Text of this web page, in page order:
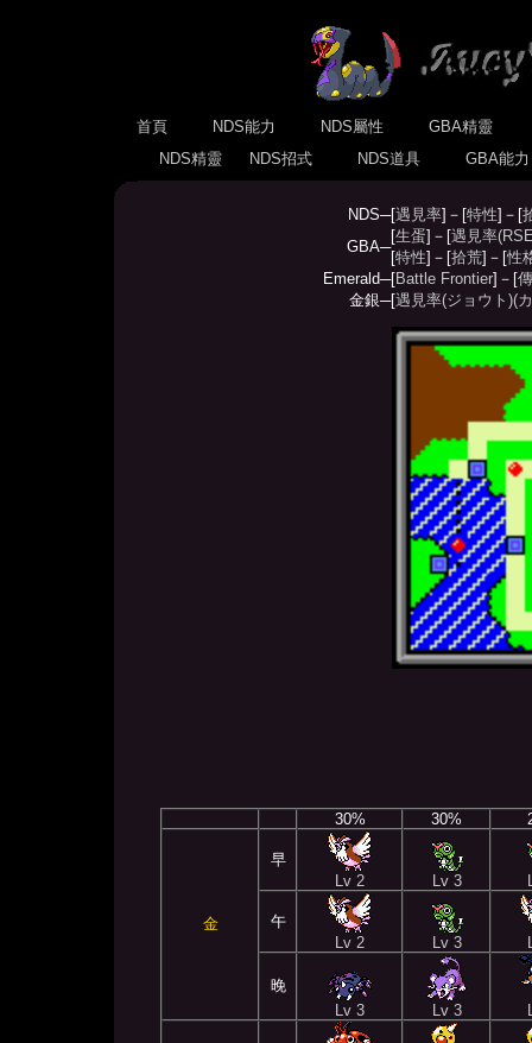
首頁 NDS能力 NDS屬性
GBA精靈
NDS精靈
NDS招式 NDS道具 GBA能
NDS─[遇見率]－[特性]－[
GBA─
[生蛋]－[遇見率
[特性]－[拾荒]－[性
Emerald─[Battle Frontier]－[
金銀─[遇見率(ジョウト)(
30% 30%
金
早
Lv 2
Lv 3
午
Lv 2
Lv 3
晚
Lv 3
Lv 3